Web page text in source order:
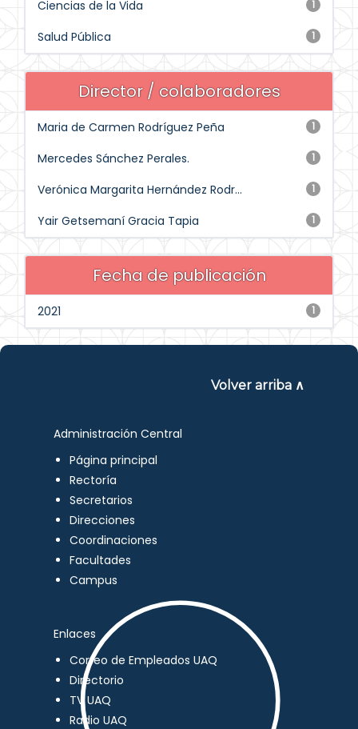
1
Ciencias de la Vida
1
Salud Pública
Director / colaboradores
1
Maria de Carmen Rodríguez Peña
1
Mercedes Sánchez Perales.
1
Verónica Margarita Hernández Rodr...
1
Yair Getsemaní Gracia Tapia
Fecha de publicación
1
2021
Volver arriba ∧
Administración Central
Página principal
Rectoría
Secretarios
Direcciones
Coordinaciones
Facultades
Campus
Enlaces
Correo de Empleados UAQ
Directorio
TV UAQ
Radio UAQ